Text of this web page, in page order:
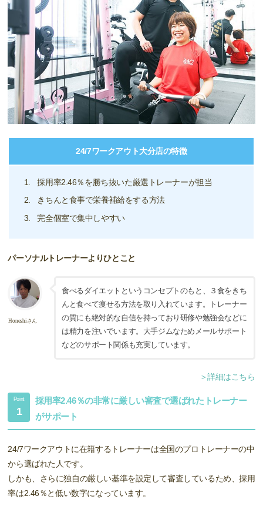
24/7ワークアウト大分店の特徴
採用率2.46％を勝ち抜いた厳選トレーナーが担当
きちんと食事で栄養補給をする方法
完全個室で集中しやすい
パーソナルトレーナーよりひとこと
Honeshiさん
食べるダイエットというコンセプトのもと、３食をきち
んと食べて痩せる方法を取り入れています。トレーナー
の質にも絶対的な自信を持っており研修や勉強会などに
は精力を注いでいます。大手ジムなためメールサポート
などのサポート関係も充実しています。
＞詳細はこちら
Point
1
採用率2.46％の非常に厳しい審査で選ばれたトレーナー
がサポート
24/7ワークアウトに在籍するトレーナーは全国のプロトレーナーの中
から選ばれた人です。
しかも、さらに独自の厳しい基準を設定して審査しているため、採用
率は2.46％と低い数字になっています。